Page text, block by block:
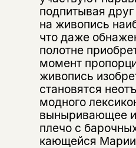
подпитывая
на живопись
что даже
полотне
момент
живопись
становятся
модного
выныривающее
плечо с
кающейся